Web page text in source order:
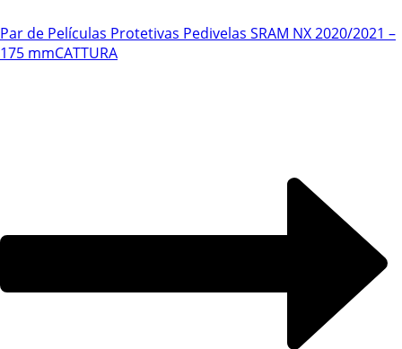
Par de Películas Protetivas Pedivelas SRAM NX 2020/2021 –
175 mmCATTURA